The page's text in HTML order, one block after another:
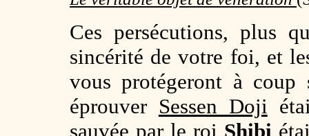
Ces persécutions, plus
sincérité de votre foi, et
vous protégeront à
éprouver Sessen Doji
sauvée par le roi Shibi